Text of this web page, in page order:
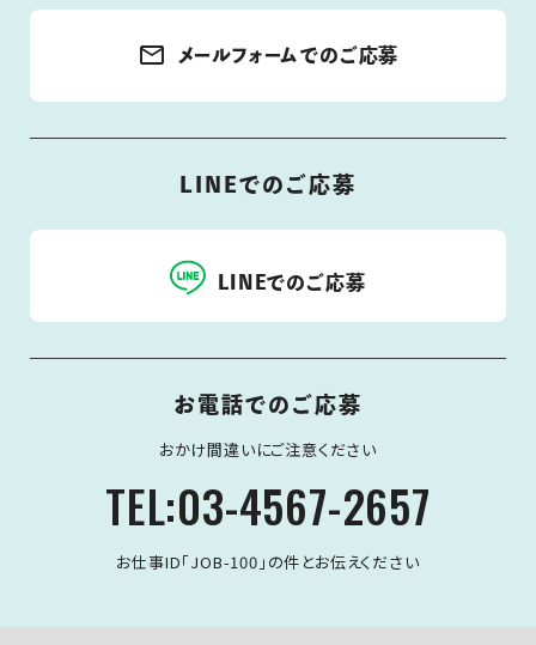
mail_outline メールフォームでのご応募
LINEでのご応募
LINEでのご応募
お電話でのご応募
おかけ間違いにご注意ください
TEL:03-4567-2657
お仕事ID「JOB-100」の件とお伝えください